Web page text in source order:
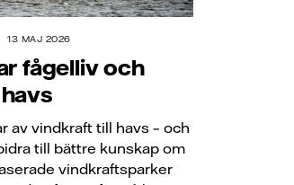
13 MAJ 2026
fågelliv och
av vindkraft till havs – och
till bättre kunskap om
vindkraftsparker